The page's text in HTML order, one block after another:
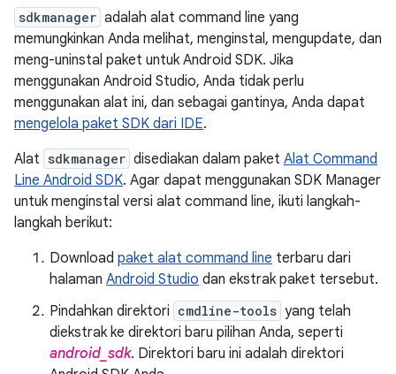
sdkmanager adalah alat command line yang
memungkinkan Anda melihat, menginstal, mengupdate, dan
meng-uninstal paket untuk Android SDK. Jika
menggunakan Android Studio, Anda tidak perlu
menggunakan alat ini, dan sebagai gantinya, Anda dapat
mengelola paket SDK dari IDE.
Alat sdkmanager disediakan dalam paket Alat Command
Line Android SDK. Agar dapat menggunakan SDK Manager
untuk menginstal versi alat command line, ikuti langkah-
langkah berikut:
Download paket alat command line terbaru dari
halaman Android Studio dan ekstrak paket tersebut.
Pindahkan direktori cmdline-tools yang telah
diekstrak ke direktori baru pilihan Anda, seperti
android_sdk. Direktori baru ini adalah direktori